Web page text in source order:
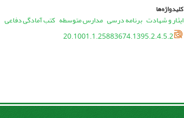
کلیدواژه‌ها
ایثار و شهادت برنامه درسی مدارس متوسطه کتب آمادگی دفاعی
20.1001.1.25883674.1395.2.4.5.2